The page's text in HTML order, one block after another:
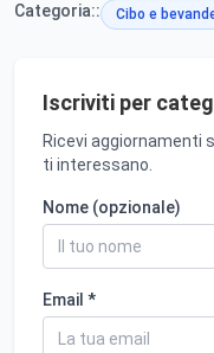
Categoria:: Cibo e
Iscriviti per
Ricevi aggiornamenti
ti interessano.
Nome (opzionale)
Email *